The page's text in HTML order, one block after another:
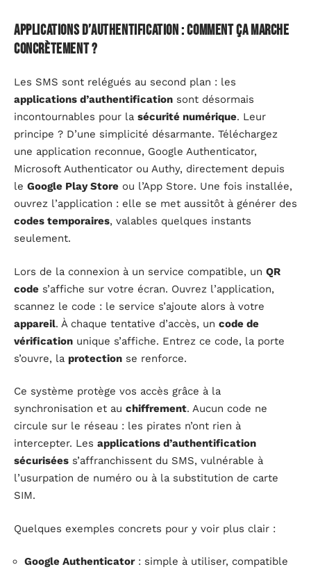
Applications d’authentification : comment ça marche
concrètement ?
Les SMS sont relégués au second plan : les
applications d’authentification sont désormais
incontournables pour la sécurité numérique. Leur
principe ? D’une simplicité désarmante. Téléchargez
une application reconnue, Google Authenticator,
Microsoft Authenticator ou Authy, directement depuis
le Google Play Store ou l’App Store. Une fois installée,
ouvrez l’application : elle se met aussitôt à générer des
codes temporaires, valables quelques instants
seulement.
Lors de la connexion à un service compatible, un QR
code s’affiche sur votre écran. Ouvrez l’application,
scannez le code : le service s’ajoute alors à votre
appareil. À chaque tentative d’accès, un code de
vérification unique s’affiche. Entrez ce code, la porte
s’ouvre, la protection se renforce.
Ce système protège vos accès grâce à la
synchronisation et au chiffrement. Aucun code ne
circule sur le réseau : les pirates n’ont rien à
intercepter. Les applications d’authentification
sécurisées s’affranchissent du SMS, vulnérable à
l’usurpation de numéro ou à la substitution de carte
SIM.
Quelques exemples concrets pour y voir plus clair :
Google Authenticator: simple à utiliser, compatible